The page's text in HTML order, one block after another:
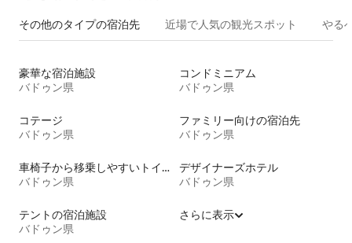
その他のタ⁠イ⁠プ⁠の宿⁠泊⁠先 近場で人気の観光スポット やる
豪華な宿泊施設
バドゥン県
コンドミニアム
バドゥン県
コテージ
バドゥン県
ファミリー向けの宿泊先
バドゥン県
車椅子から移乗しやすいトイレ付きの宿泊施設
バドゥン県
デザイナーズホテル
バドゥン県
テントの宿泊施設
バドゥン県
さらに表示